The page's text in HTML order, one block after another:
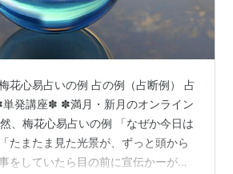
花心易占いの例 占の例（占断例） 占
発講座✽ ✽満月・新月のオンライン
、梅花心易占いの例 「なぜか今日は
たまたま見た光景が、ずっと頭から
をしていたら目の前に宣伝かーがと